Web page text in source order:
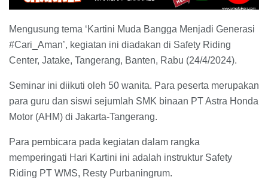
Mengusung tema ‘Kartini Muda Bangga Menjadi Generasi
#Cari_Aman’, kegiatan ini diadakan di Safety Riding
Center, Jatake, Tangerang, Banten, Rabu (24/4/2024).
Seminar ini diikuti oleh 50 wanita. Para peserta merupakan
para guru dan siswi sejumlah SMK binaan PT Astra Honda
Motor (AHM) di Jakarta-Tangerang.
Para pembicara pada kegiatan dalam rangka
memperingati Hari Kartini ini adalah instruktur Safety
Riding PT WMS, Resty Purbaningrum.